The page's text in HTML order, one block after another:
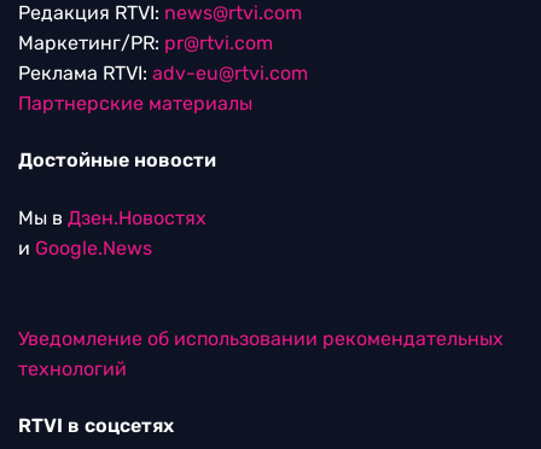
Редакция RTVI: news@rtvi.com
Маркетинг/PR: pr@rtvi.com
Реклама RTVI: adv-eu@rtvi.com
Партнерские материалы
Достойные новости
Мы в Дзен.Новостях
и Google.News
Уведомление об использовании рекомендательных
технологий
RTVI в соцсетях